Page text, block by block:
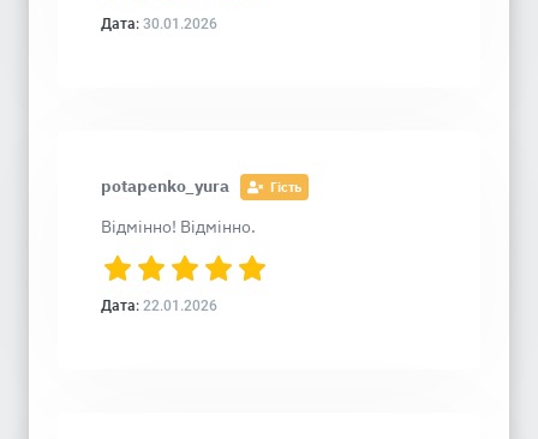
Дата: 30.01.2026
potapenko_yura Гість
Відмінно! Відмінно.
Дата: 22.01.2026